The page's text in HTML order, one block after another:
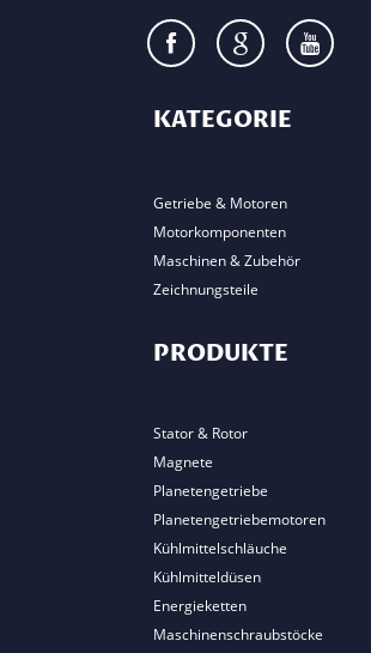
KATEGORIE
Getriebe & Motoren
Motorkomponenten
Maschinen & Zubehör
Zeichnungsteile
PRODUKTE
Stator & Rotor
Magnete
Planetengetriebe
Planetengetriebemotoren
Kühlmittelschläuche
Kühlmitteldüsen
Energieketten
Maschinenschraubstöcke